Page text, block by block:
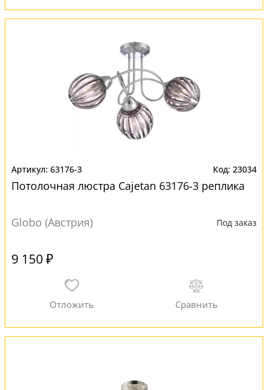
63176-3 23034
Потолочная люстра Cajetan 63176-3 реплика
Globo (Австрия) Под заказ
9 150 ₽